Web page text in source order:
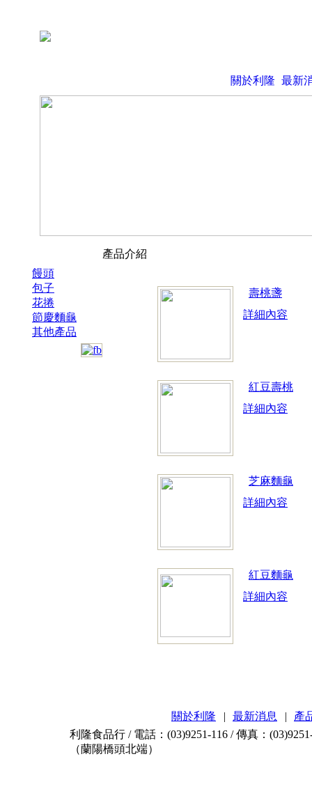
關於利隆 最新
產品介紹
饅頭
包子
花捲
節慶麵龜
其他產品
壽桃盞
詳細內容
紅豆壽桃
詳細內容
芝麻麵龜
詳細內容
紅豆麵龜
詳細內容
關於利隆 | 最新消息 |
產
利隆食品行 / 電話：(03)9251-116 / 傳真：
（蘭陽橋頭北端）